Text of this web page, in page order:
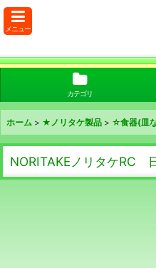
メニュー
カテゴリ
ホーム > ★ノリタケ製品 > ☆食器(皿
NORITAKEノリタケ